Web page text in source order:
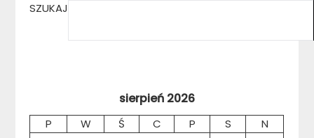
SZUKAJ
sierpień 2026
P W Ś C P S
N